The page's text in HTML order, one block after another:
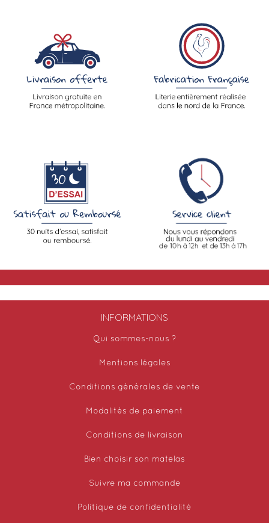
INFORMATIONS
Qui sommes-nous ?
Mentions légales
Conditions générales de vente
Modalités de paiement
Conditions de livraison
Bien choisir son matelas
Suivre ma commande
Politique de confidentialité